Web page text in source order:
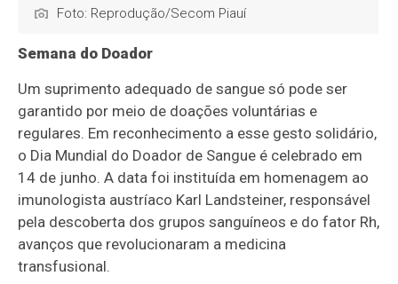
Foto: Reprodução/Secom Piauí
Semana do Doador
Um suprimento adequado de sangue só pode ser
garantido por meio de doações voluntárias e
regulares. Em reconhecimento a esse gesto solidário,
o Dia Mundial do Doador de Sangue é celebrado em
14 de junho. A data foi instituída em homenagem ao
imunologista austríaco Karl Landsteiner, responsável
pela descoberta dos grupos sanguíneos e do fator Rh,
avanços que revolucionaram a medicina
transfusional.